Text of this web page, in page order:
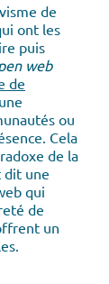
de
ont les
puis
web
de
ou
Cela
de la
dit une
qui
de
un